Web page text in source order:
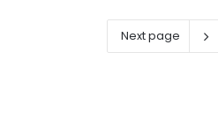
Next page